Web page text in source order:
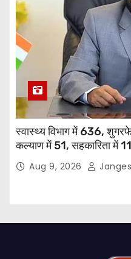
स्वास्थ्य विभाग में 636,
कल्याण में 51, सहकारिता में
हुईं: मुख्यमंत्री भगवंत सिंह मान
Aug 9, 2026